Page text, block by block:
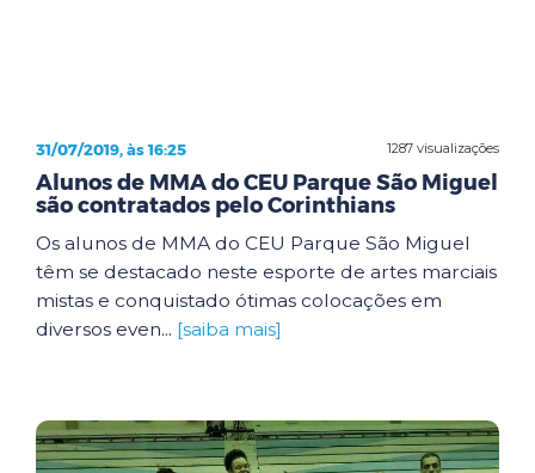
1287 visualizações
31/07/2019, às 16:25
Alunos de MMA do CEU Parque São Miguel
são contratados pelo Corinthians
Os alunos de MMA do CEU Parque São Miguel
têm se destacado neste esporte de artes marciais
mistas e conquistado ótimas colocações em
diversos even... [saiba mais]